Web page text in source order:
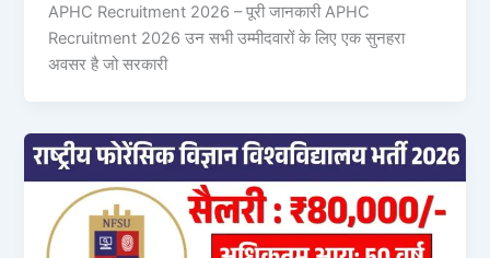
APHC Recruitment 2026 – पूरी जानकारी APHC
Recruitment 2026 उन सभी उम्मीदवारों के लिए एक सुनहरा
अवसर है जो सरकारी